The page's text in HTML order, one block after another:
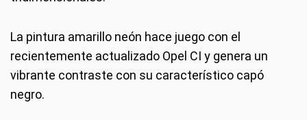
La pintura amarillo neón hace juego con el
recientemente actualizado Opel CI y genera un
vibrante contraste con su característico capó
negro.